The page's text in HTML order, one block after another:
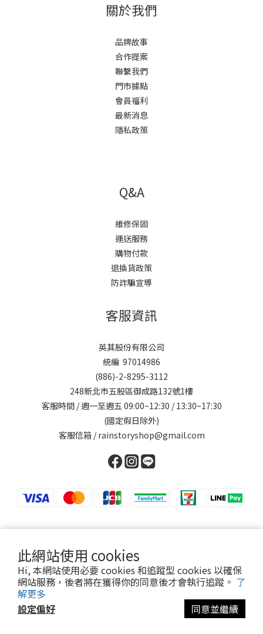
此網站使用 cookies
Hi, 本網站使用必要 cookies 和追蹤型 cookies 以確保
網站服務，後者將在獲得你的同意後才會執行追蹤。 了
解更多
設定偏好
同意並繼續
關於我們
品牌故事
合作提案
聯繫我們
門市據點
會員福利
最新消息
隱私政策
Q&A
維修保固
運送服務
購物付款
退換貨政策
防詐騙宣導
客服資訊
英其股份有限公司
統編 97014986
(886)-2-8295-3112
248新北市五股區御成路132號1樓
客服時間 / 週一至週五 09:00~12:30 / 13:30~17:30
(國定假日除外)
客服信箱 / rainstoryshop@gmail.com
提醒您，我們不會以電話或簡訊方式通知變更付款方式。
Copyright© [2025][英其股份有限公司]